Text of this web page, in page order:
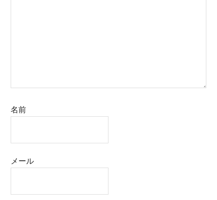
名前
メール